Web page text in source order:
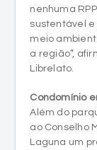
a região”,
Librelato.
Condomínio
Além do
Laguna um
região. Deste
destinadas à